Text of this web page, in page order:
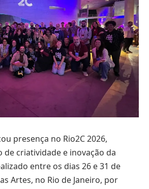
presença no Rio2C 2026,
criatividade e inovação da
entre os dias 26 e 31 de
Artes, no Rio de Janeiro, por